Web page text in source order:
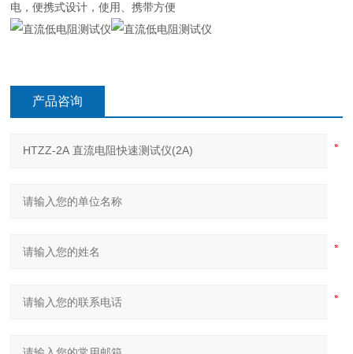
电，便携式设计，使用、携带方便
产品咨询